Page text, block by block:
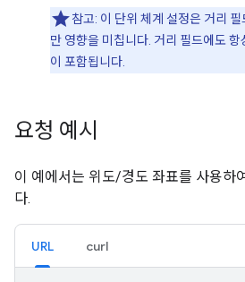
참고: 이 단위 체계 설정은 거리
만 영향을 미칩니다. 거리 필드에도
이 포함됩니다.
요청 예시
이 예에서는 위도/경도 좌표를 사용하
다.
URL curl